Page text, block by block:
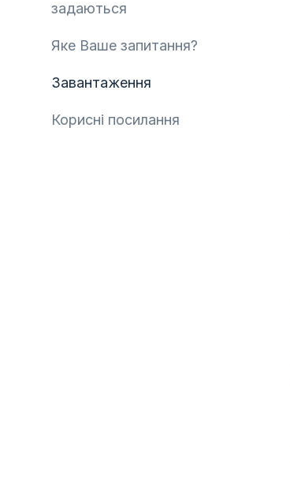
задаються
Яке Ваше запитання?
Завантаження
Корисні посилання